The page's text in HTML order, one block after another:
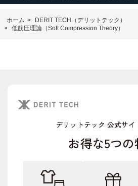
ホーム >
DERIT TECH（デリットテック）
> 低筋圧理論（Soft Compression Theory）
デリットテック 公式サ
お得な5つ